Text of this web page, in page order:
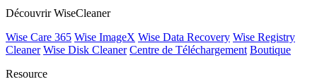
Découvrir WiseCleaner
Wise Care 365 Wise ImageX Wise Data Recovery Wise Registry
Cleaner Wise Disk Cleaner Centre de Téléchargement Boutique
Resource